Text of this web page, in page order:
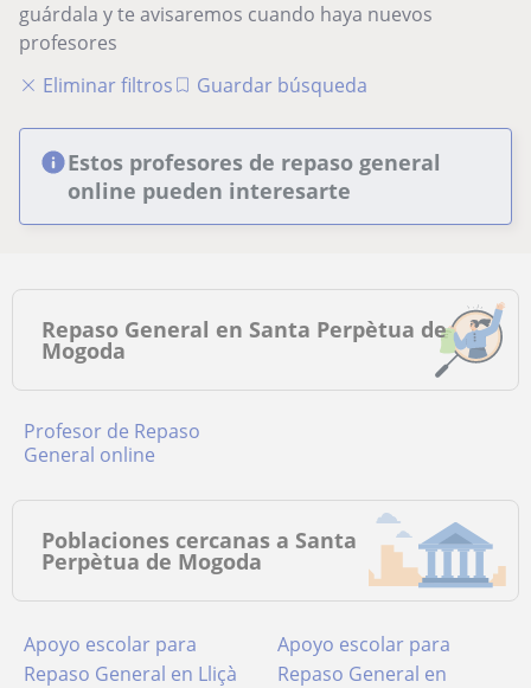
guárdala y te avisaremos cuando haya nuevos
profesores
Eliminar filtros
Guardar búsqueda
Estos profesores de repaso general
online pueden interesarte
Repaso General en Santa Perpètua de
Mogoda
Profesor de Repaso
General online
Poblaciones cercanas a Santa
Perpètua de Mogoda
Apoyo escolar para
Repaso General en Lliçà
Apoyo escolar para
Repaso General en